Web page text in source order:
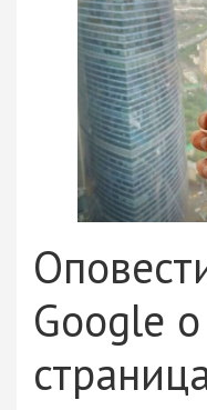
Google